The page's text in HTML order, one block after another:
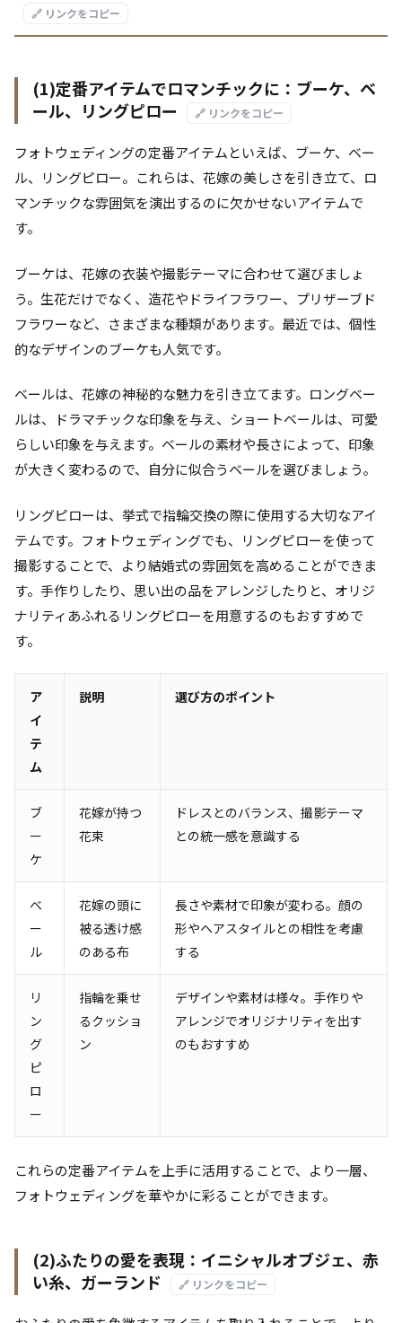
🔗 リンクをコピー
(1)定番アイテムでロマンチックに：ブーケ、ベ
ール、リングピロー
🔗 リンクをコピー
フォトウェディングの定番アイテムといえば、ブーケ、ベー
ル、リングピロー。これらは、花嫁の美しさを引き立て、ロ
マンチックな雰囲気を演出するのに欠かせないアイテムで
す。
ブーケは、花嫁の衣装や撮影テーマに合わせて選びましょ
う。生花だけでなく、造花やドライフラワー、プリザーブド
フラワーなど、さまざまな種類があります。最近では、個性
的なデザインのブーケも人気です。
ベールは、花嫁の神秘的な魅力を引き立てます。ロングベー
ルは、ドラマチックな印象を与え、ショートベールは、可愛
らしい印象を与えます。ベールの素材や長さによって、印象
が大きく変わるので、自分に似合うベールを選びましょう。
リングピローは、挙式で指輪交換の際に使用する大切なアイ
テムです。フォトウェディングでも、リングピローを使って
撮影することで、より結婚式の雰囲気を高めることができま
す。手作りしたり、思い出の品をアレンジしたりと、オリジ
ナリティあふれるリングピローを用意するのもおすすめで
す。
ア
イ
テ
ム
説明 選び方のポイント
ブ
ー
ケ
花嫁が持つ
花束
ドレスとのバランス、撮影テーマ
との統一感を意識する
ベ
ー
ル
花嫁の頭に
被る透け感
のある布
長さや素材で印象が変わる。顔の
形やヘアスタイルとの相性を考慮
する
リ
ン
グ
ピ
ロ
ー
指輪を乗せ
るクッショ
ン
デザインや素材は様々。手作りや
アレンジでオリジナリティを出す
のもおすすめ
これらの定番アイテムを上手に活用することで、より一層、
フォトウェディングを華やかに彩ることができます。
(2)ふたりの愛を表現：イニシャルオブジェ、赤
い糸、ガーランド
🔗 リンクをコピー